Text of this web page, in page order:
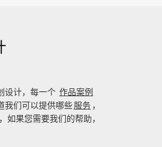
设计，每一个 作品案例
我们可以提供哪些服务 ，
如果您需要我们的帮助，